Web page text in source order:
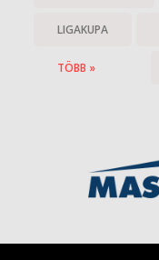
LIGAKUPA
TÖBB »